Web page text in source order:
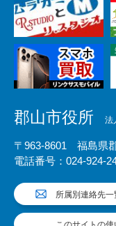
郡山市役所 法
〒963-8601 福島県
電話番号：024-924-
所属別連絡先一